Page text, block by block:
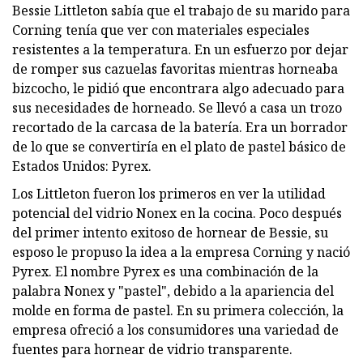
Bessie Littleton sabía que el trabajo de su marido para
Corning tenía que ver con materiales especiales
resistentes a la temperatura. En un esfuerzo por dejar
de romper sus cazuelas favoritas mientras horneaba
bizcocho, le pidió que encontrara algo adecuado para
sus necesidades de horneado. Se llevó a casa un trozo
recortado de la carcasa de la batería. Era un borrador
de lo que se convertiría en el plato de pastel básico de
Estados Unidos: Pyrex.
Los Littleton fueron los primeros en ver la utilidad
potencial del vidrio Nonex en la cocina. Poco después
del primer intento exitoso de hornear de Bessie, su
esposo le propuso la idea a la empresa Corning y nació
Pyrex. El nombre Pyrex es una combinación de la
palabra Nonex y "pastel", debido a la apariencia del
molde en forma de pastel. En su primera colección, la
empresa ofreció a los consumidores una variedad de
fuentes para hornear de vidrio transparente.